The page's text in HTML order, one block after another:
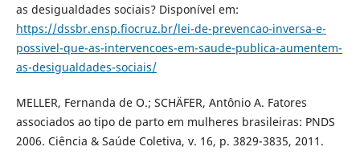
as desigualdades sociais? Disponível em:
https://dssbr.ensp.fiocruz.br/lei-de-prevencao-inversa-e-
possivel-que-as-intervencoes-em-saude-publica-aumentem-
as-desigualdades-sociais/
MELLER, Fernanda de O.; SCHÄFER, Antônio A. Fatores
associados ao tipo de parto em mulheres brasileiras: PNDS
2006. Ciência & Saúde Coletiva, v. 16, p. 3829-3835, 2011.